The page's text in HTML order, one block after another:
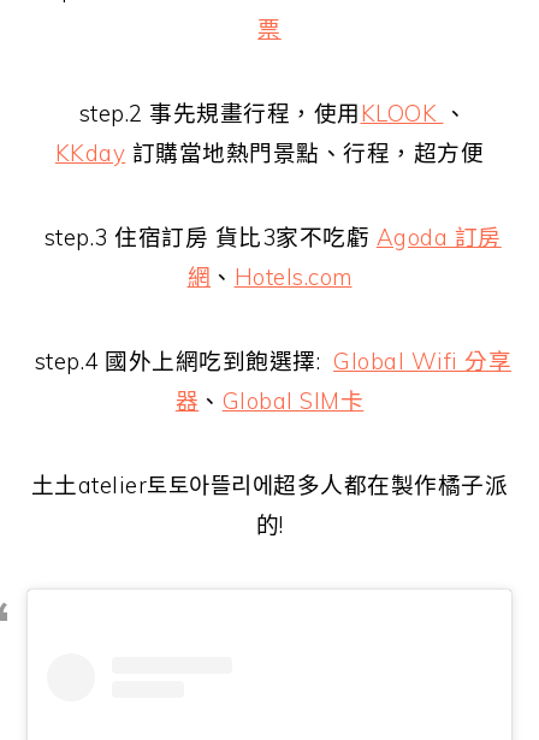
票
step.2 事先規畫行程，使用KLOOK 、
KKday 訂購當地熱門景點、行程，超方便
step.3 住宿訂房 貨比3家不吃虧 Agoda 訂房
網 、 Hotels.com
step.4 國外上網吃到飽選擇: Global Wifi 分享
器 、 Global SIM卡
土土atelier토토아뜰리에超多人都在製作橘子派
的!